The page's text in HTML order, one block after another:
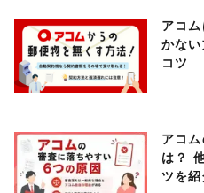
アコ
かな
コツ
アコ
は？
ツを紹